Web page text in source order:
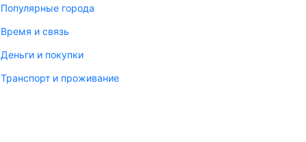
Популярные города
Время и связь
Деньги и покупки
Транспорт и проживание